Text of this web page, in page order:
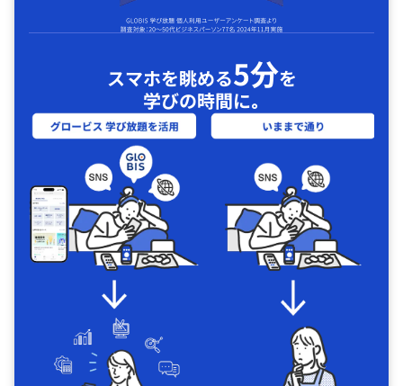
スマホを眺める5分を
学びの時間に｡